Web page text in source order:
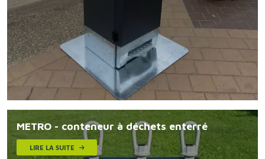
METRO - conteneur à déchets enterré
LIRE LA SUITE